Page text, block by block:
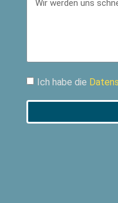
Ich habe die